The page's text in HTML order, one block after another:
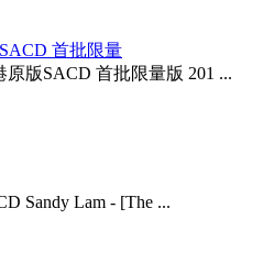
首批限量
版SACD 首批限量版 201 ...
Sandy Lam - [The ...